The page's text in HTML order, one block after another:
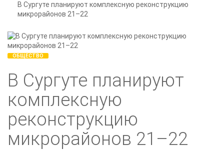
В Сургуте планируют комплексную реконструкцию
микрорайонов 21–22
ОБЩЕСТВО
В Сургуте планируют
комплексную
реконструкцию
микрорайонов 21–22